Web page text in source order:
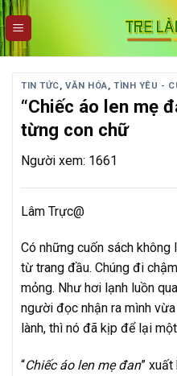
Skip
to
content
TIN TỨC,VĂN HÓA,TÌNH YÊU -
“Chiếc áo len mẹ
từng con chữ
Người xem: 1661
Lâm Trực@
Có những cuốn sách
từ trang đầu. Chúng đi
mỏng. Như hơi lạnh luồn
người đọc nhận ra mình
lành, thì nó đã kịp để lại
“Chiếc áo len mẹ đan” xuất